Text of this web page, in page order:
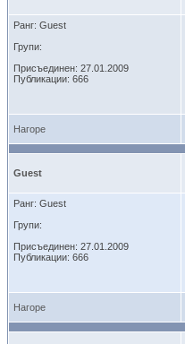
Ранг: Guest
Групи:
Присъединен: 27.01.2009
Публикации: 666
Нагоре
Guest
Ранг: Guest
Групи:
Присъединен: 27.01.2009
Публикации: 666
Нагоре